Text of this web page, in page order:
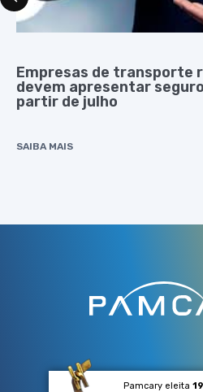
Empresas de transporte
devem apresentar
partir de julho
SAIBA MAIS
Pamcary eleita